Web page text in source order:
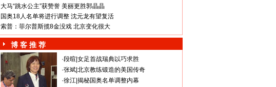
大马“跳水公主”获赞誉 美丽更胜郭晶晶
国奥18人名单将进行调整 沈元龙有望复活
索普：菲尔普斯揽8金没戏 北京变化很大
博 客 推 荐
·段暄 女足首战瑞典以巧求胜
·张斌 北京教练锻造的美国传奇
·徐江 揭秘国奥名单调整内幕